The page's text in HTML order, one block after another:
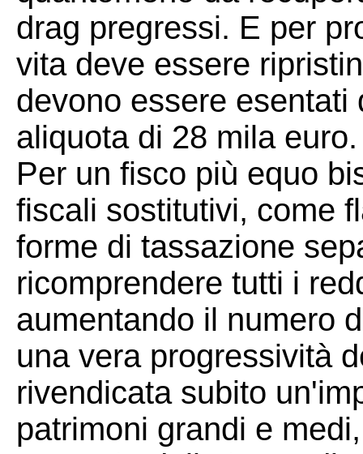
drag pregressi. E per
vita deve essere
devono essere
aliquota di 28 mila euro.
Per un fisco più equo
fiscali sostitutivi, come
forme di tassazione
ricomprendere tutti i
aumentando il numero
una vera progressività
rivendicata subito
patrimoni grandi e